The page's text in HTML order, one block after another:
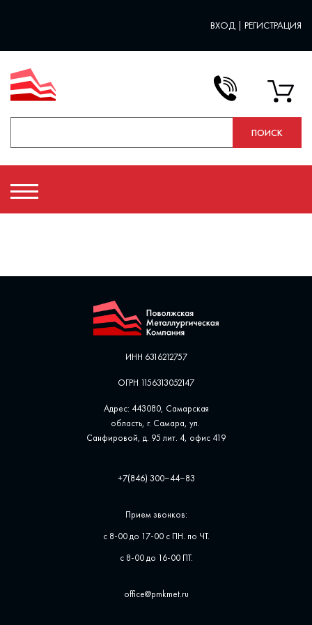
ВХОД | РЕГИСТРАЦИЯ
ИНН 6316212757
ОГРН 1156313052147
Адрес: 443080, Самарская
область, г. Самара, ул. ​
Санфировой, д. 95 лит. 4, офис ​419
+7(846) 300‒44‒83
Прием звонков:
с 8-00 до 17-00 с ПН. по ЧТ.
с 8-00 до 16-00 ПТ.
office@pmkmet.ru